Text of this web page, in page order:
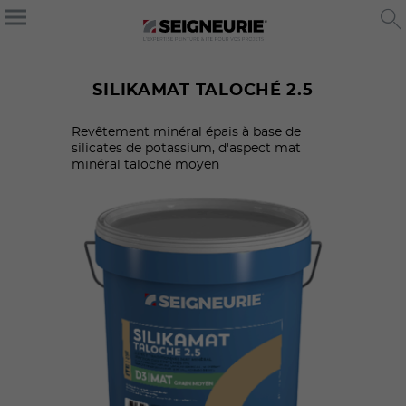
SILIKAMAT TALOCHÉ 2.5
Revêtement minéral épais à base de
silicates de potassium, d'aspect mat
minéral taloché moyen